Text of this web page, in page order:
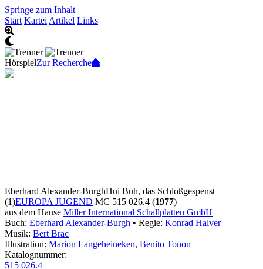
Springe zum Inhalt
Start Kartei Artikel Links
HörspielZur Recherche
Eberhard Alexander-BurghHui Buh, das Schloßgespenst
(1)EUROPA JUGEND MC 515 026.4 (1977)
aus dem Hause Miller International Schallplatten GmbH
Buch: Eberhard Alexander-Burgh • Regie: Konrad Halver
Musik: Bert Brac
Illustration: Marion Langeheineken, Benito Tonon
Katalognummer:
515 026.4